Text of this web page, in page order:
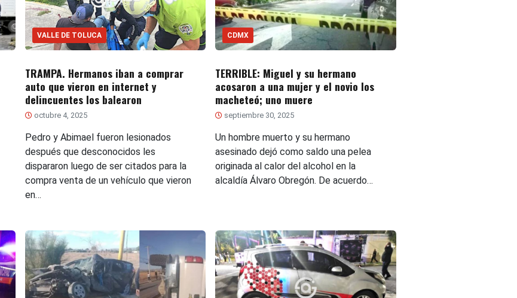
VALLE DE TOLUCA
TRAMPA. Hermanos iban a comprar
auto que vieron en internet y
delincuentes los balearon
octubre 4, 2025
Pedro y Abimael fueron lesionados
después que desconocidos les
dispararon luego de ser citados para la
compra venta de un vehículo que vieron
en…
CDMX
TERRIBLE: Miguel y su hermano
acosaron a una mujer y el novio los
macheteó; uno muere
septiembre 30, 2025
Un hombre muerto y su hermano
asesinado dejó como saldo una pelea
originada al calor del alcohol en la
alcaldía Álvaro Obregón. De acuerdo…